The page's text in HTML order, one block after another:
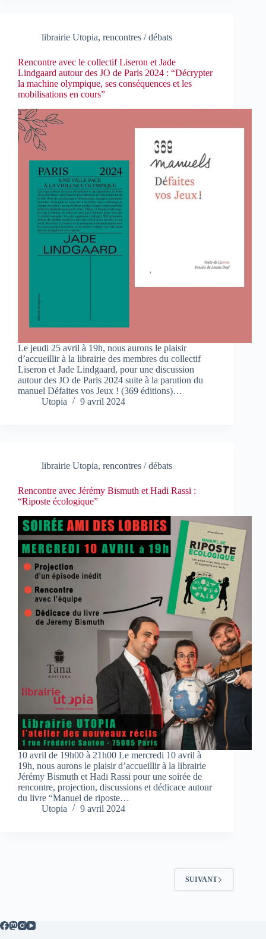
librairie Utopia, rencontres / débats
Rencontre avec le collectif Liseron et Jade
Lindgaard autour des JO de Paris 2024 : “Décrypter
la machine olympique, ses conséquences et les
mobilisations en cours”
Le jeudi 25 avril à 19h, nous aurons le plaisir
d’accueillir à la librairie des membres du collectif
Liseron et Jade Lindgaard, pour une discussion
autour des JO de Paris 2024 suite à la parution du
manuel Défaites vos Jeux ! (369 éditions)…
Utopia
9 avril 2024
librairie Utopia, rencontres / débats
Rencontre avec Jérémy Bismuth et Hadi Rassi :
“Riposte écologique”
10 avril de 19h00 à 21h00 Le mercredi 10 avril à
19h, nous aurons le plaisir d’accueillir à la librairie
Jérémy Bismuth et Hadi Rassi pour une soirée de
rencontre, projection, discussions et dédicace autour
du livre “Manuel de riposte…
Utopia
9 avril 2024
SUIVANT